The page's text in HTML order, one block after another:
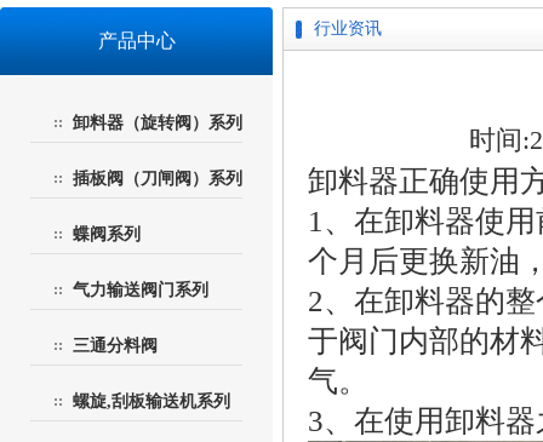
产品中心
卸料器（旋转阀）系列
插板阀（刀闸阀）系列
蝶阀系列
气力输送阀门系列
三通分料阀
螺旋,刮板输送机系列
行业资讯
时间
卸料器正确使用
1、在卸料器使
个月后更换新油
2、在卸料器的
于阀门内部的材
气。
3、在使用卸料